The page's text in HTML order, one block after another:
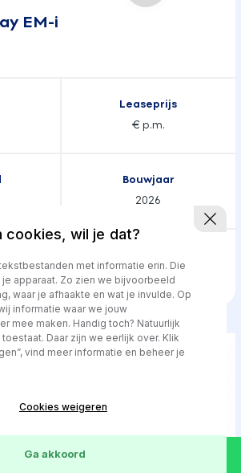
EM-i
Leaseprijs
€ p.m.
Bouwjaar
2026
Hybride
cookies, wil je dat?
met informatie erin. Die
apparaat. Zo zien we bijvoorbeeld
waar je afhaakte en wat je invulde. Op
informatie waar we jouw
mee maken. Handig toch? Natuurlijk
Daar zijn we eerlijk over. Klik
vind meer informatie en beheer je
Cookies weigeren
Ga akkoord